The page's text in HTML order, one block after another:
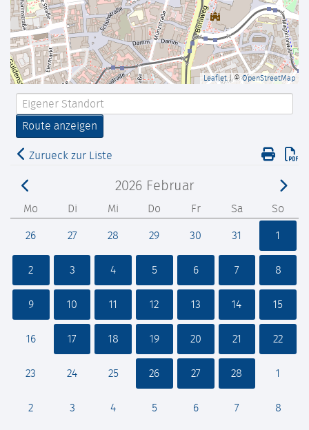
Leaflet| ©OpenStreetMap
Zurueck zur Liste
2026 Februar
Mo Di Mi Do Fr Sa So
26 27 28 29 30 31 1
2 3 4 5 6 7 8
9 10 11 12 13 14 15
16 17 18 19 20 21 22
23 24 25 26 27 28 1
2 3 4 5 6 7 8